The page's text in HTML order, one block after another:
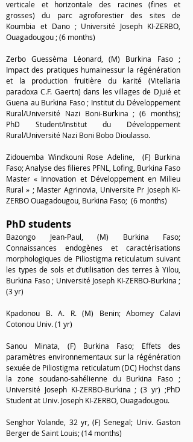
verticale et horizontale des racines (fines et
grosses) du parc agroforestier des sites de
Koumbia et Dano ; Université Joseph KI-ZERBO,
Ouagadougou ; (6 months)
Zerbo Guessèma Léonard, (M) Burkina Faso ;
Impact des pratiques humainessur la régénération
et la production fruitière du karité (Vitellaria
paradoxa C.F. Gaertn) dans les villages de Djuié et
Guena au Burkina Faso ; Institut du Développement
Rural/Université Nazi Boni-Burkina ; (6 months);
PhD Student/Institut du Développement
Rural/Université Nazi Boni Bobo Dioulasso.
Zidouemba Windkouni Rose Adeline, (F) Burkina
Faso; Analyse des filieres PFNL, Lofing, Burkina Faso
Master « Innovation et Développement en Milieu
Rural » ; Master Agrinovia, Universite Pr Joseph KI-
ZERBO Ouagadougou, Burkina Faso; (6 months)
PhD students
Bazongo Jean-Paul, (M) Burkina Faso;
Connaissances endogènes et caractérisations
morphologiques de Piliostigma reticulatum suivant
les types de sols et d’utilisation des terres à Yilou,
Burkina Faso ; Université Joseph KI-ZERBO-Burkina ;
(3 yr)
Kpadonou B. A. R. (M) Benin; Abomey Calavi
Cotonou Univ. (1 yr)
Sanou Minata, (F) Burkina Faso; Effets des
paramètres environnementaux sur la régénération
sexuée de Piliostigma reticulatum (DC) Hochst dans
la zone soudano-sahélienne du Burkina Faso ;
Université Joseph KI-ZERBO-Burkina ; (3 yr) ;PhD
Student at Univ. Joseph KI-ZERBO, Ouagadougou.
Senghor Yolande, 32 yr, (F) Senegal; Univ. Gaston
Berger de Saint Louis; (14 months)